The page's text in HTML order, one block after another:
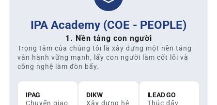
IPA Academy (COE - PEOPLE)
1. Nền tảng con người
Trọng tâm của chúng tôi là xây dựng một nền tảng
vận hành vững mạnh, lấy con người làm cốt lõi và
công nghệ làm đòn bẩy.
IPAG
Chuyển giao
DIKW
Xây dựng hệ
ILEAD GO
Thúc đẩy